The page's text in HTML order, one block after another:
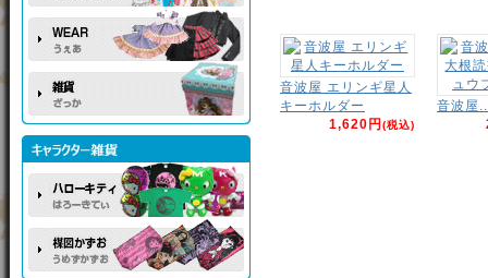
音波屋 エリンギ星人
キーホルダー
1,620円(税込)
音波屋